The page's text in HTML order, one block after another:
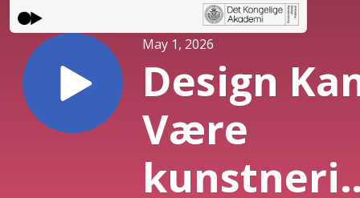
May 1, 2026
Design
Være